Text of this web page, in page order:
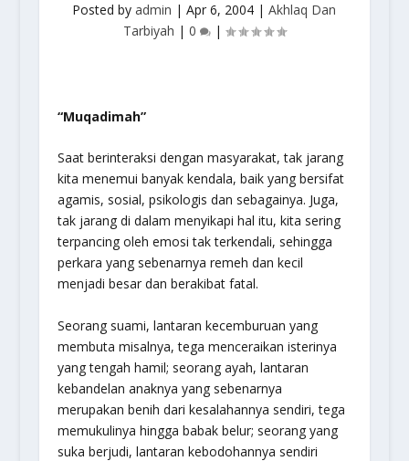
Posted byadmin |Apr 6, 2004 |Akhlaq Dan
Tarbiyah | 0 |
“Muqadimah”
Saat berinteraksi dengan masyarakat, tak jarang
kita menemui banyak kendala, baik yang bersifat
agamis, sosial, psikologis dan sebagainya. Juga,
tak jarang di dalam menyikapi hal itu, kita sering
terpancing oleh emosi tak terkendali, sehingga
perkara yang sebenarnya remeh dan kecil
menjadi besar dan berakibat fatal.
Seorang suami, lantaran kecemburuan yang
membuta misalnya, tega menceraikan isterinya
yang tengah hamil; seorang ayah, lantaran
kebandelan anaknya yang sebenarnya
merupakan benih dari kesalahannya sendiri, tega
memukulinya hingga babak belur; seorang yang
suka berjudi, lantaran kebodohannya sendiri